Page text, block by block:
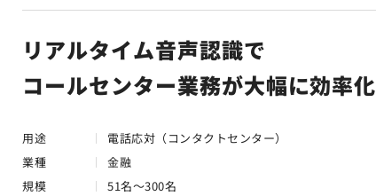
リアルタイム音声認識で
コールセンター業務が大幅に効率化
用途
電話応対（コンタクトセンター）
業種
金融
規模
51名～300名